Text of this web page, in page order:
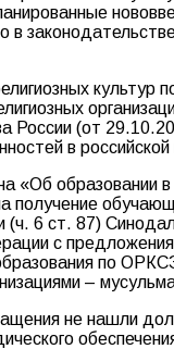
в
культур
(от
в
«Об образовании
(ч. 6 ст. 87)
с
по
–
не нашли